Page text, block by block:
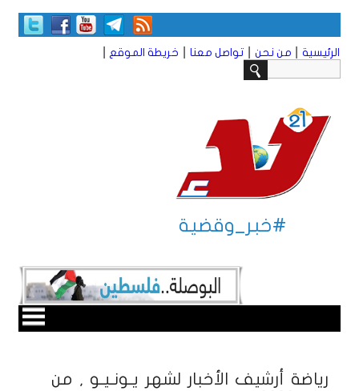
الرئيسية من نحن تواصل معنا خريطة الموقع
#خبر_وقضية
رياضة أرشيف الأخبار لشهر يـونـيـو , من